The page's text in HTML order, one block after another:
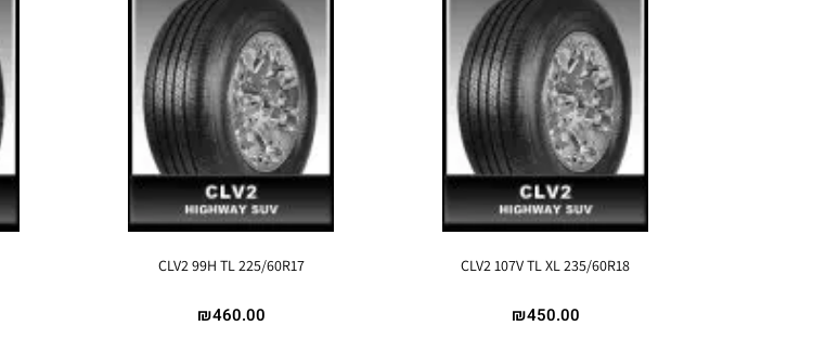
CLV2 107V TL XL 235/60R18
₪450.00
CLV2 99H TL 225/60R17
₪460.00